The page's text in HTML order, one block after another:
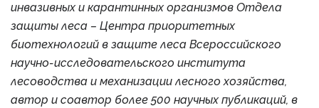
инвазивных и карантинных организмов Отдела
защиты леса – Центра приоритетных
биотехнологий в защите леса Всероссийского
научно-исследовательского института
лесоводства и механизации лесного хозяйства,
автор и соавтор более 500 научных публикаций, в